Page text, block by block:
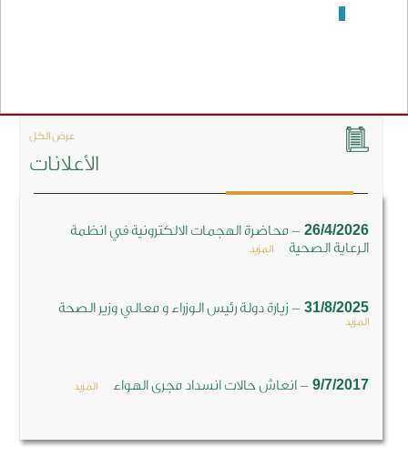
الأعلانات
عرض الكل
26/4/2026
-محاضرة الهجمات الالكترونية في انظمة
الرعاية الصحية
المزيد
31/8/2025
-زيارة دولة رئيس الوزراء و معالي وزير الصحة
9/7/2017
-انعاش حالات انسداد مجرى الهواء المزيد